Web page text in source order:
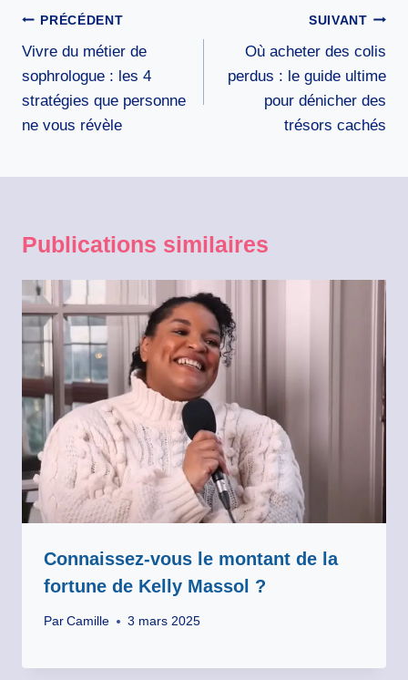
Navigation
de
l’article
PRÉCÉDENT
Vivre du métier de
sophrologue : les 4
stratégies que personne
ne vous révèle
SUIVANT
Où acheter des colis
perdus : le guide ultime
pour dénicher des
trésors cachés
Publications similaires
Connaissez-vous le montant de la
fortune de Kelly Massol ?
Par Camille 3 mars 2025